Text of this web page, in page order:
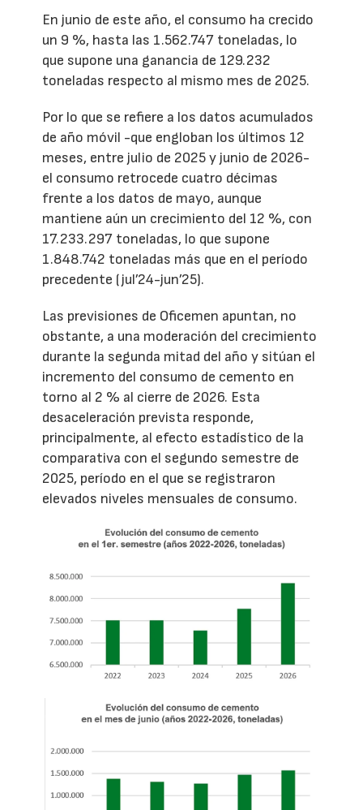
En junio de este año, el consumo ha crecido
un 9 %, hasta las 1.562.747 toneladas, lo
que supone una ganancia de 129.232
toneladas respecto al mismo mes de 2025.
Por lo que se refiere a los datos acumulados
de año móvil -que engloban los últimos 12
meses, entre julio de 2025 y junio de 2026-
el consumo retrocede cuatro décimas
frente a los datos de mayo, aunque
mantiene aún un crecimiento del 12 %, con
17.233.297 toneladas, lo que supone
1.848.742 toneladas más que en el período
precedente (jul’24-jun’25).
Las previsiones de Oficemen apuntan, no
obstante, a una moderación del crecimiento
durante la segunda mitad del año y sitúan el
incremento del consumo de cemento en
torno al 2 % al cierre de 2026. Esta
desaceleración prevista responde,
principalmente, al efecto estadístico de la
comparativa con el segundo semestre de
2025, período en el que se registraron
elevados niveles mensuales de consumo.